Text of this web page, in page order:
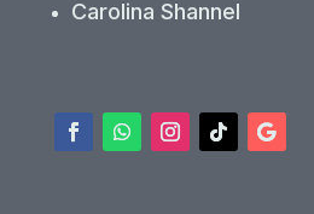
Carolina Shannel